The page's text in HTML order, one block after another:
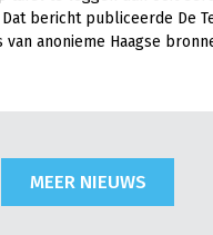
bericht publiceerde De
van anonieme Haagse
MEER NIEUWS